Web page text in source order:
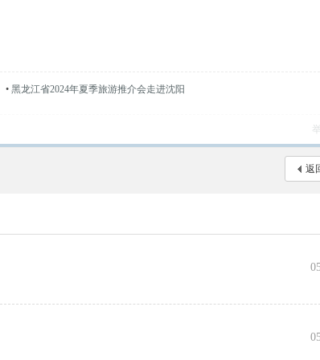
• 黑龙江省2024年夏季旅游推介会走进沈阳
返